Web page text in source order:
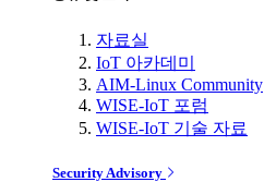
자료실
IoT 아카데미
AIM-Linux Community
WISE-IoT 포럼
WISE-IoT 기술 자료
Security Advisory